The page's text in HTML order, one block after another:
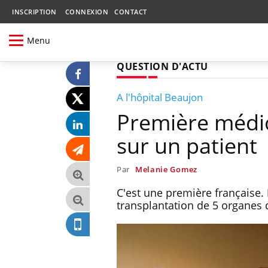
INSCRIPTION CONNEXION CONTACT
Menu
QUESTION D'ACTU
A l'hôpital Beaujon
Première
sur un patient
Par Melanie Gomez
C'est une première
transplantation de 5 organes